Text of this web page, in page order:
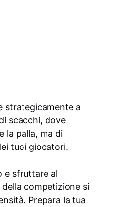
strategicamente a
scacchi, dove
la palla, ma di
tuoi giocatori.
e sfruttare al
competizione si
Prepara la tua